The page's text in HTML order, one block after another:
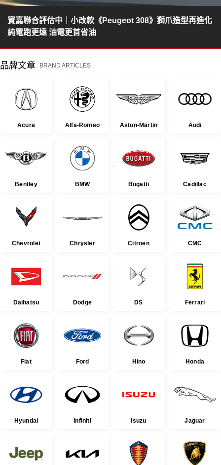
寶嘉聯合評估中｜小改款《Peugeot 308》獅爪造型再進化
純電跑更遠 油電更首省油
品牌文章 BRAND ARTICLES
Acura Alfa-Romeo Aston-Martin Audi
Bentley BMW Bugatti Cadillac
Chevrolet Chrysler Citroen CMC
Daihatsu Dodge DS Ferrari
Fiat Ford Hino Honda
Hyundai Infiniti Isuzu Jaguar